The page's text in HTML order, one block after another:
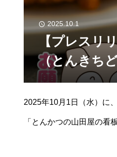
2025.10.1
【プレスリ
（とんきち
田屋の看板
2025年10月1日（水）に
「とんかつの山田屋の看